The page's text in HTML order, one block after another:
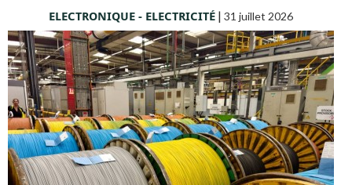
ELECTRONIQUE - ELECTRICITÉ| 31 juillet 2026